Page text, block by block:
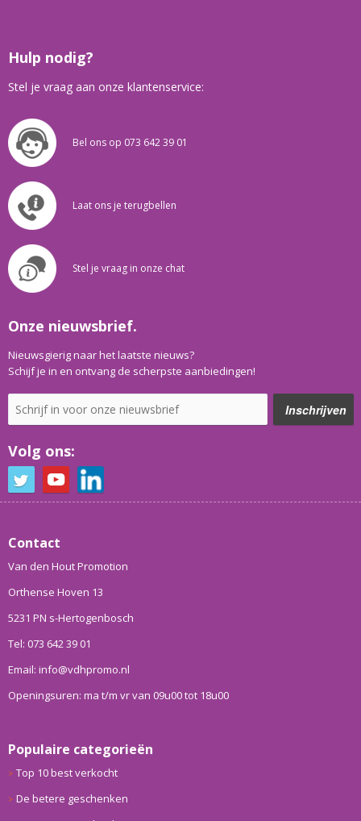
Hulp nodig?
Stel je vraag aan onze klantenservice:
Bel ons op 073 642 39 01
Laat ons je terugbellen
Stel je vraag in onze chat
Onze nieuwsbrief.
Nieuwsgierig naar het laatste nieuws?
Schijf je in en ontvang de scherpste aanbiedingen!
Volg ons:
Contact
Van den Hout Promotion
Orthense Hoven 13
5231 PN s-Hertogenbosch
Tel: 073 642 39 01
Email: info@vdhpromo.nl
Openingsuren: ma t/m vr van 09u00 tot 18u00
Populaire categorieën
Top 10 best verkocht
De betere geschenken